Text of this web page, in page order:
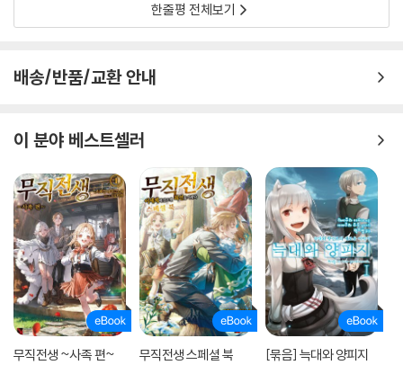
한줄평 전체보기
배송/반품/교환 안내
이 분야 베스트셀러
무직전생 ~사족 편~ 무직전생 스페셜 북
[묶음] 늑대와 양피지